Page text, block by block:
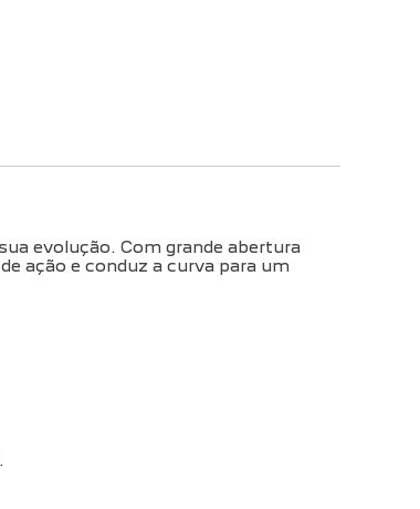
evolução. Com grande abertura
ação e conduz a curva para um